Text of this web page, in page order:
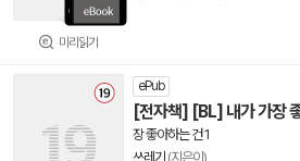
미리읽기
ePub
[전자책] [BL] 내가 가장
장 좋아하는 건 1
쓰레기 (지은이)